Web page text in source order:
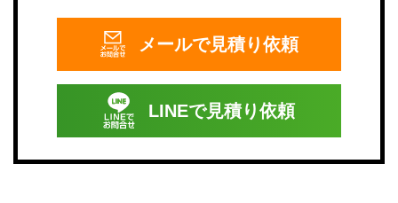
メールで見積り依頼
LINEで見積り依頼